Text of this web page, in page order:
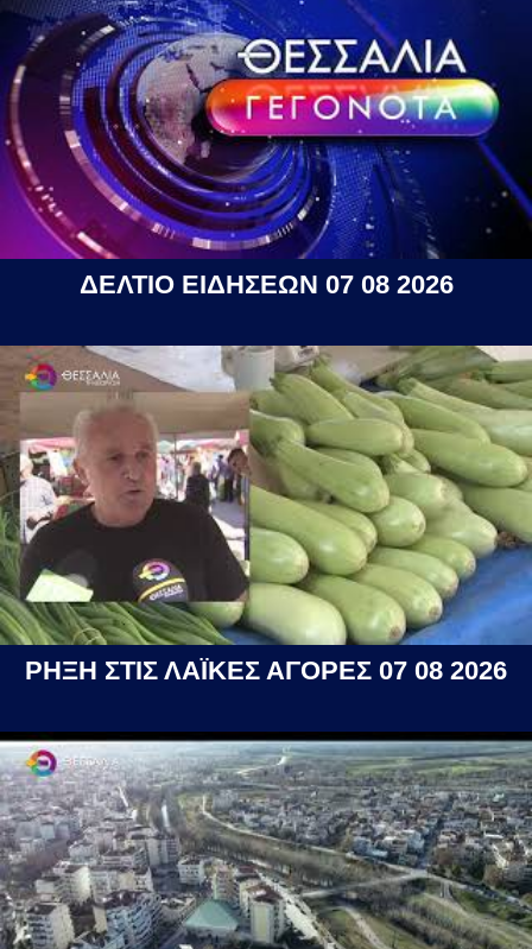
ΔΕΛΤΙΟ ΕΙΔΗΣΕΩΝ 07 08 2026
ΡΗΞΗ ΣΤΙΣ ΛΑΪΚΕΣ ΑΓΟΡΕΣ 07 08 2026